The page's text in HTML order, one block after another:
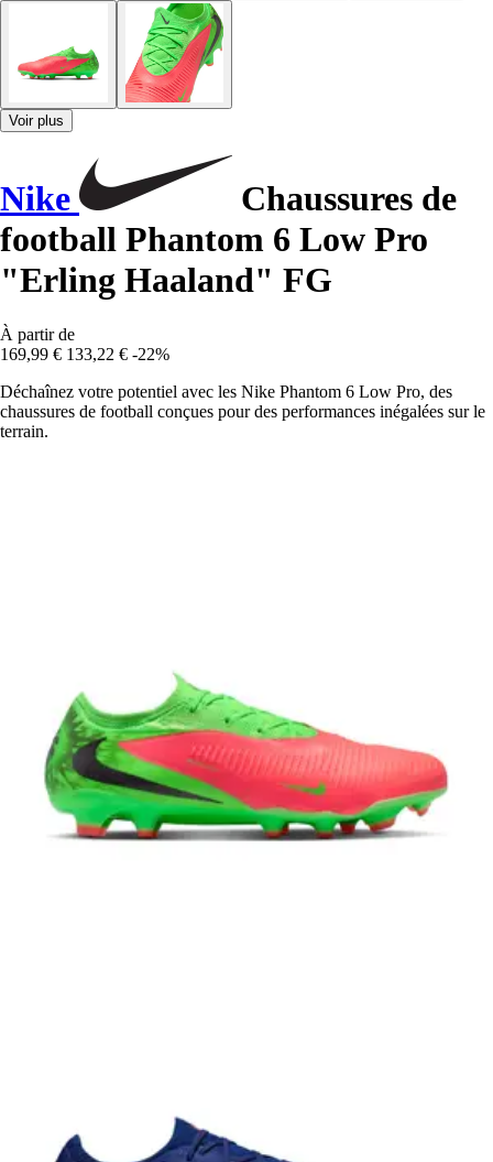
Voir plus
Nike
Chaussures de
football Phantom 6 Low Pro
"Erling Haaland" FG
À partir de
169,99 € 133,22 € -22%
Déchaînez votre potentiel avec les Nike Phantom 6 Low Pro, des
chaussures de football conçues pour des performances inégalées sur le
terrain.